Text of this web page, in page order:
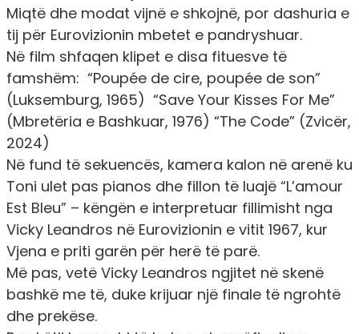
Miqtë dhe modat vijnë e shkojnë, por dashuria e
tij për Eurovizionin mbetet e pandryshuar.
Në film shfaqen klipet e disa fituesve të
famshëm: “Poupée de cire, poupée de son”
(Luksemburg, 1965) “Save Your Kisses For Me”
(Mbretëria e Bashkuar, 1976) “The Code” (Zvicër,
2024)
Në fund të sekuencës, kamera kalon në arenë ku
Toni ulet pas pianos dhe fillon të luajë “L’amour
Est Bleu” – këngën e interpretuar fillimisht nga
Vicky Leandros në Eurovizionin e vitit 1967, kur
Vjena e priti garën për herë të parë.
Më pas, vetë Vicky Leandros ngjitet në skenë
bashkë me të, duke krijuar një finale të ngrohtë
dhe prekëse.